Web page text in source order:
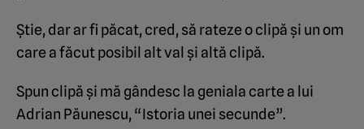
Știe, dar ar fi păcat, cred, să rateze o clipă și un om
care a făcut posibil alt val și altă clipă.
Spun clipă și mă gândesc la geniala carte a lui
Adrian Păunescu, “Istoria unei secunde”.